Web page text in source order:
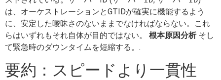
は、オーケストレーションとGTIDが確実に機能するよう
に、安定した曖昧さのないままでなければならない。これ
らはいずれもそれ自体が目的ではない。 根本原因分析そし
て緊急時のダウンタイムを短縮する。.
要約：スピードより一貫性